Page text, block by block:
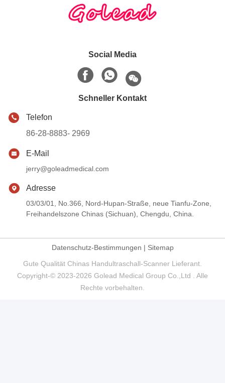
Social Media
Schneller Kontakt
Telefon
86-28-8883- 2969
E-Mail
jerry@goleadmedical.com
Adresse
03/03/01, No.366, Nord-Hupan-Straße, neue Tianfu-Zone,
Freihandelszone Chinas (Sichuan), Chengdu, China.
Datenschutz-Bestimmungen | Sitemap
Gute Qualität Chinas Handultraschall-Scanner Lieferant.
Copyright-© 2023-2026 Golead Medical Group Co.,Ltd . Alle
Rechte vorbehalten.